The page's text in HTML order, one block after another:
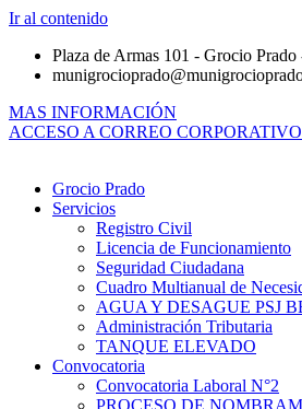
Ir al contenido
Plaza de Armas 101 - Grocio
MAS INFORMACIÓN
ACCESO A CORREO
Grocio Prado
Servicios
Registro Civil
Licencia de Funcionamiento
Seguridad Ciudadana
Cuadro Multianual de
AGUA Y DESAGUE PSJ
Administración Tributaria
TANQUE ELEVADO
Convocatoria
Convocatoria Laboral N°2
PROCESO DE